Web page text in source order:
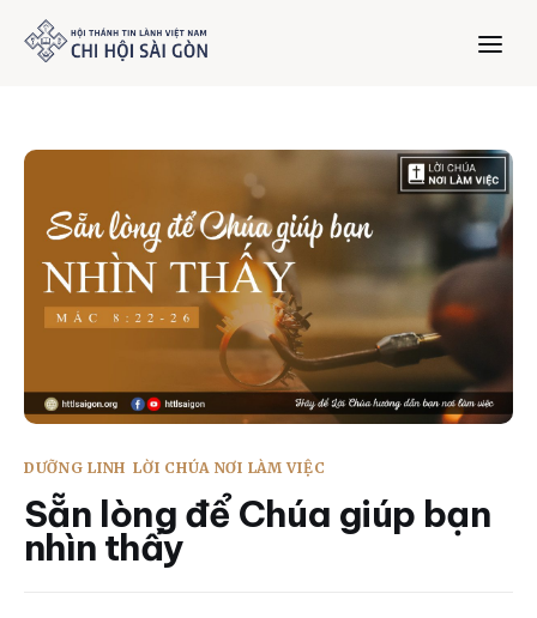
Giới thiệu
Dưỡng Linh
Bản tin
Mục vụ
Liên hệ
DƯỠNG LINH LỜI CHÚA NƠI LÀM VIỆC
Sẵn lòng để Chúa giúp bạn
nhìn thấy